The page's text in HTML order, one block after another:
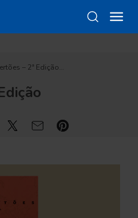
– 2ª Edição…